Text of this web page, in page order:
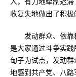
收复失地做出了积极
发动群众、依靠
是大家通过斗争实
甸子为试点，发动
地感到共产党、八